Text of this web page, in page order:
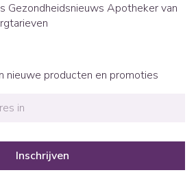
Gezondheidsnieuws Apotheker van
nieuwe producten en promoties
Inschrijven